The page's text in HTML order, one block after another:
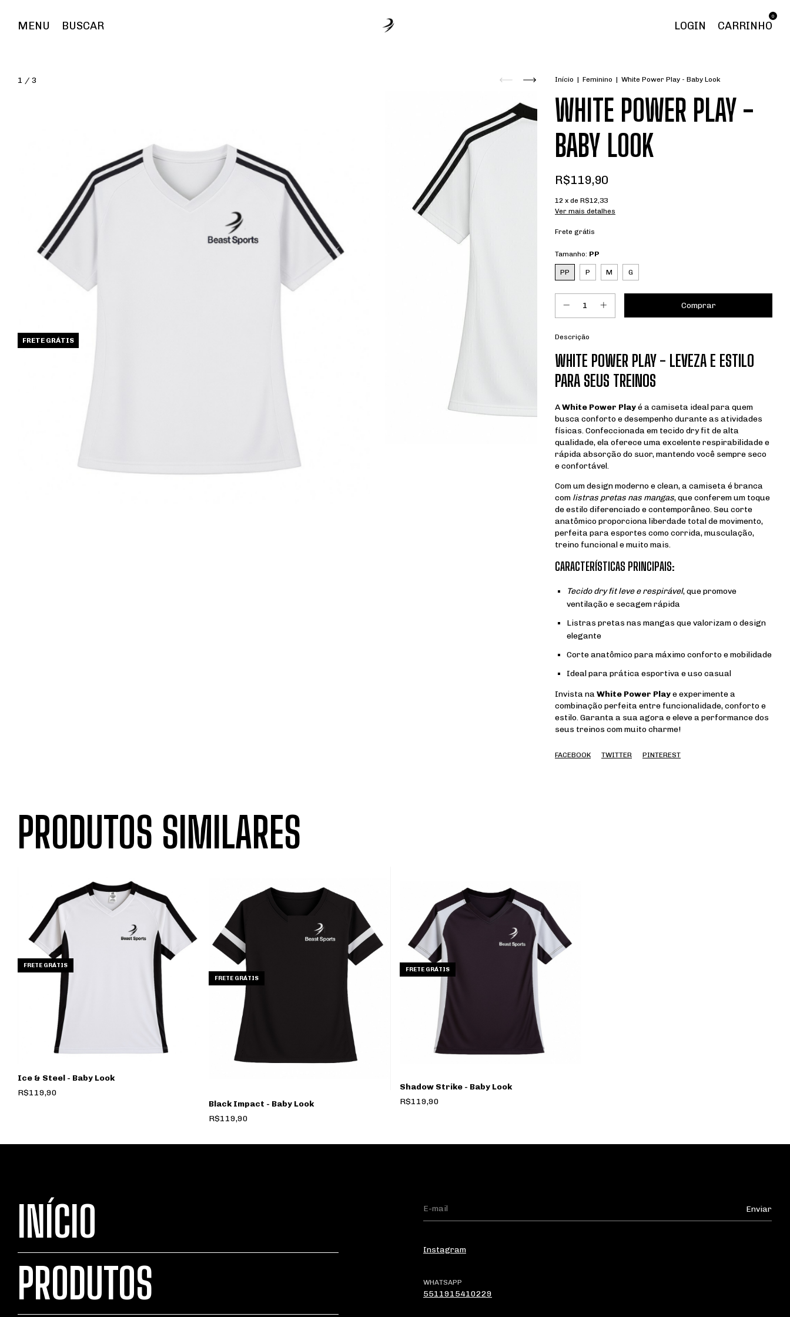
MENU BUSCAR LOGIN CARRINHO
0
1 / 3
FRETE GRÁTIS
Início | Feminino | White Power Play - Baby Look
WHITE POWER PLAY -
BABY LOOK
R$119,90
12 x de R$12,33
Ver mais detalhes
Frete grátis
Tamanho: PP
PP P M G
Descrição
WHITE POWER PLAY - LEVEZA E ESTILO
PARA SEUS TREINOS
AWhite Power Playé a camiseta ideal para quem
busca conforto e desempenho durante as atividades
físicas. Confeccionada em tecido dry fit de alta
qualidade, ela oferece uma excelente respirabilidade e
rápida absorção do suor, mantendo você sempre seco
e confortável.
Com um design moderno e clean, a camiseta é branca
com listras pretas nas mangas, que conferem um toque
de estilo diferenciado e contemporâneo. Seu corte
anatômico proporciona liberdade total de movimento,
perfeita para esportes como corrida, musculação,
treino funcional e muito mais.
CARACTERÍSTICAS PRINCIPAIS:
Tecido dry fit leve e respirável, que promove
ventilação e secagem rápida
Listras pretas nas mangas que valorizam o design
elegante
Corte anatômico para máximo conforto e mobilidade
Ideal para prática esportiva e uso casual
Invista naWhite Power Playe experimente a
combinação perfeita entre funcionalidade, conforto e
estilo. Garanta a sua agora e eleve a performance dos
seus treinos com muito charme!
FACEBOOK TWITTER PINTEREST
PRODUTOS SIMILARES
FRETE GRÁTIS
Ice & Steel - Baby Look
R$119,90
FRETE GRÁTIS
Black Impact - Baby Look
R$119,90
FRETE GRÁTIS
Shadow Strike - Baby Look
R$119,90
INÍCIO
PRODUTOS
Instagram
WHATSAPP
5511915410229